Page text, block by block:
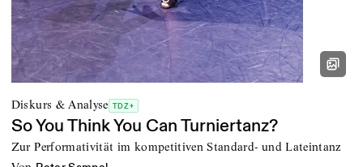
Diskurs & Analyse TDZ+
So You Think You Can Turniertanz?
Zur Performativität im kompetitiven Standard- und Lateintanz